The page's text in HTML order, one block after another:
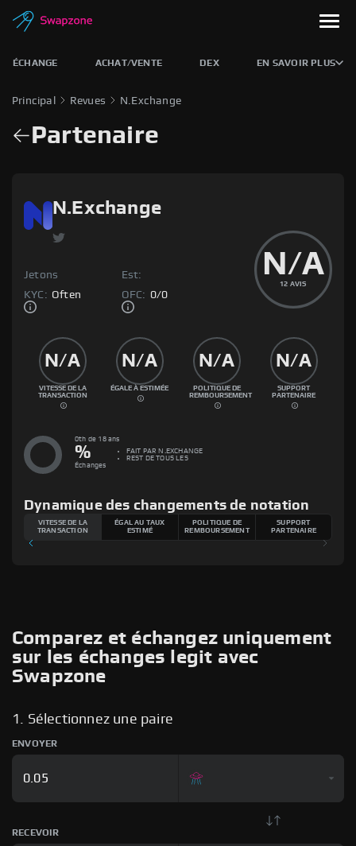
ÉCHANGE ACHAT/VENTE DEX EN SAVOIR PLUS
Principal Revues N.Exchange
Partenaire
N.Exchange
N/A
12 AVIS
Jetons
Est:
KYC: Often OFC: 0/0
N/A
VITESSE DE LA
TRANSACTION
N/A
ÉGALE À ESTIMÉE
N/A
POLITIQUE DE
REMBOURSEMENT
N/A
SUPPORT
PARTENAIRE
0th de 18 ans
%
Échanges
FAIT PAR N.EXCHANGE
REST DE TOUS LES
Dynamique des changements de notation
VITESSE DE LA
TRANSACTION
ÉGAL AU TAUX
ESTIMÉ
POLITIQUE DE
REMBOURSEMENT
SUPPORT
PARTENAIRE
Comparez et échangez uniquement
sur les échanges legit avec
Swapzone
1. Sélectionnez une paire
ENVOYER
RECEVOIR